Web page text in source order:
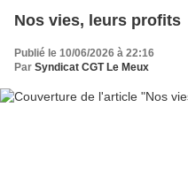
Nos vies, leurs profits
Publié le 10/06/2026 à 22:16
Par Syndicat CGT Le Meux